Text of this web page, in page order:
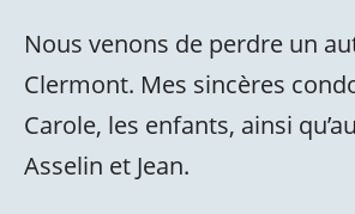
Nous venons de perdre un
Clermont. Mes sincères
Carole, les enfants, ainsi
Asselin et Jean.